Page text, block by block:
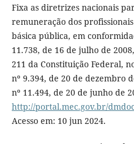
Fixa as diretrizes nacionais
remuneração dos
básica pública, em
11.738, de 16 de julho de
211 da Constituição Federal,
nº 9.394, de 20 de dezembro
nº 11.494, de 20 de junho de
http://portal.mec.gov.br/
Acesso em: 10 jun 2024.